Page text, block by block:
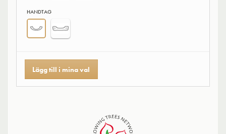
HANDTAG
Lägg till i mina val